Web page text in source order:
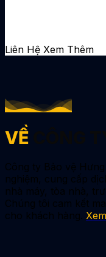
Liên Hệ Xem Thêm
VỀ
Công ty Bảo vệ
nghiệm, cung cấp
nhà máy, tòa nhà,
Chúng tôi cam kết
cho khách hàng.